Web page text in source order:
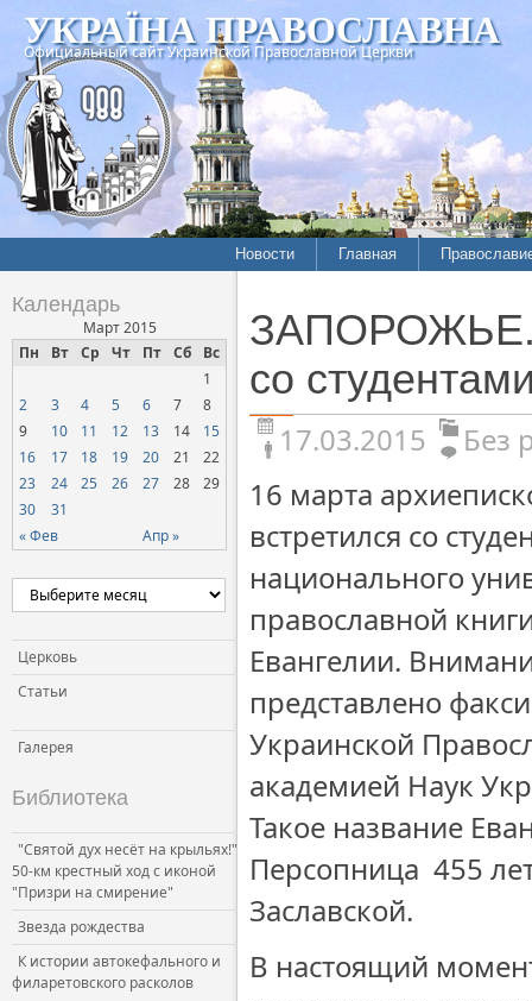
УКРАЇНА ПРАВОСЛАВНА
Официальный сайт Украинской Православной Церкви
Новости Главная
Календарь
Март 2015
Пн
Вт Ср Чт Пт Сб Вс
« Фев Апр »
1
2
3 4 5 6 7
8
9
10 11 12 13 14
15
16
17 18 19 20 21
22
23
24 25 26 27 28
29
30
31
Церковь
Статьи
Галерея
Библиотека
"Святой дух несёт на крыльях!"
50-км крестный ход с иконой
"Призри на смирение"
Звезда рождества
К истории автокефального и
филаретовского расколов
ЗАПОРОЖЬЕ.
со
17.03.2015
Без
16 марта
встретился со
национального
православной
Евангелии.
представлено
Украинской
академией Наук
Такое название
Персопница 455
Заславской.
В настоящий